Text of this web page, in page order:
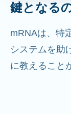
鍵となる
mRNAは、特
システムを助
に教えること